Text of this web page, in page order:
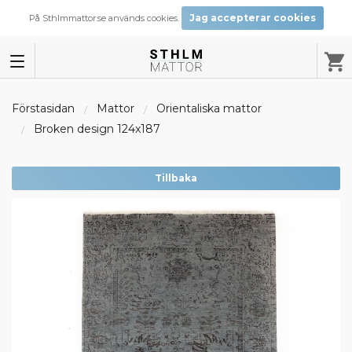
På Sthlmmattor.se används cookies. Jag accepterar cookies
Förstasidan Mattor
Orientaliska mattor
Broken design 124x187
Tillbaka